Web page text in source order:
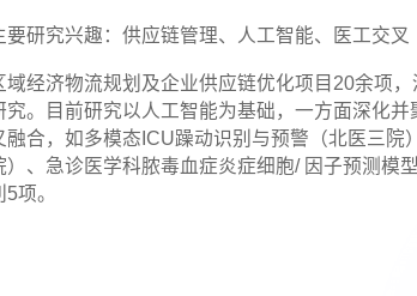
要研究兴趣：供应链管理、人工智能、医工交叉
域经济物流规划及企业供应链优化项目20余项
究。目前研究以人工智能为基础，一方面深化
融合，如多模态ICU躁动识别与预警（北医三
）、急诊医学科脓毒血症炎症细胞/ 因子预测
项。